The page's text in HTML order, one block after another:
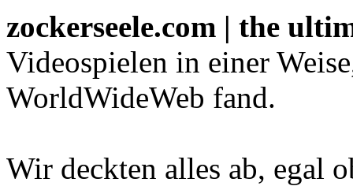
zockerseele.com | the
Videospielen in einer
WorldWideWeb fand.
Wir deckten alles ab, egal